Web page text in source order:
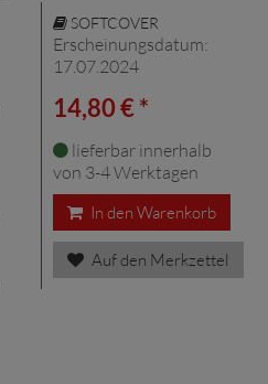
SOFTCOVER
Erscheinungsdatum:
17.07.2024
14,80 € *
lieferbar innerhalb
von 3-4 Werktagen
In den Warenkorb
Auf den Merkzettel